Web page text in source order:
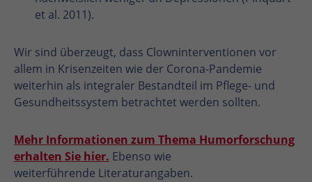
et al. 2011).
Wir sind überzeugt, dass Clowninterventionen vor
allem in Krisenzeiten wie der Corona-Pandemie
weiterhin als integraler Bestandteil im Pflege- und
Gesundheitssystem betrachtet werden sollten.
Mehr Informationen zum Thema Humorforschung
erhalten Sie hier. Ebenso wie
weiterführende Literaturangaben.